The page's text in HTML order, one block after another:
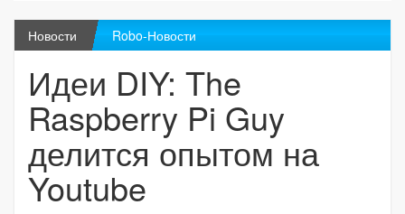
Новости Robo-Новости
Идеи DIY: The
Raspberry Pi Guy
делится опытом на
Youtube